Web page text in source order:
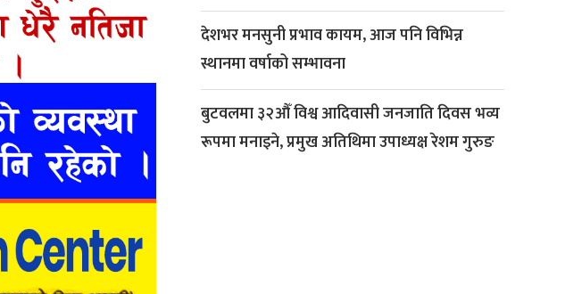
देशभर मनसुनी प्रभाव कायम, आज पनि विभिन्न
स्थानमा वर्षाको सम्भावना
बुटवलमा ३२औँ विश्व आदिवासी जनजाति दिवस भव्य
रूपमा मनाइने, प्रमुख अतिथिमा उपाध्यक्ष रेशम गुरुङ